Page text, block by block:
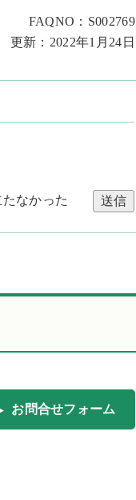
FAQNO：S002769
更新：2022年1月24日
なかった 送信
お問合せフォーム